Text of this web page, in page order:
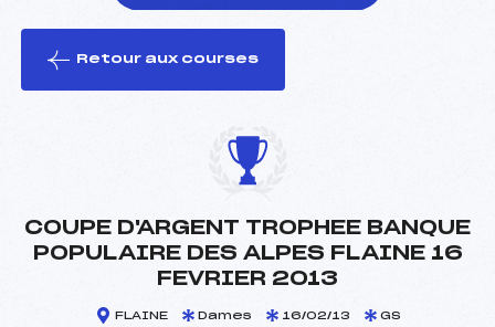
le ski
Retour aux courses
COUPE D'ARGENT TROPHEE BANQUE
POPULAIRE DES ALPES FLAINE 16
FEVRIER 2013
FLAINE Dames 16/02/13 GS